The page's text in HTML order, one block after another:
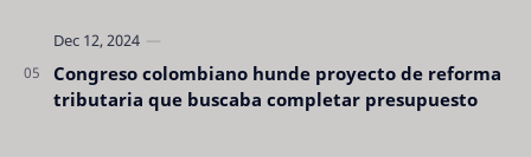
Congreso colombiano hunde proyecto de reforma
tributaria que buscaba completar presupuesto